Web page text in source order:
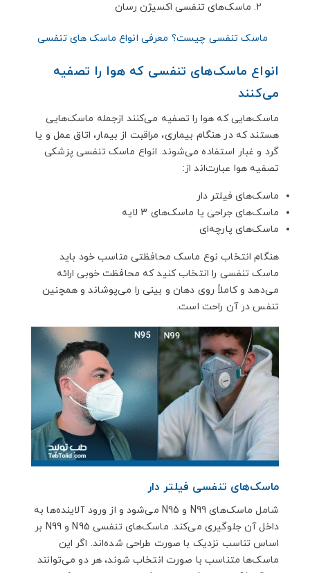
ماسک‌های تنفسی اکسیژن رسان
ماسک تنفسی چیست؟ معرفی انواع ماسک های تنفسی
انواع ماسک‌های تنفسی که هوا را تصفیه
می‌کنند
ماسک‌هایی که هوا را تصفیه می‌کنند ازجمله ماسک‌هایی
هستند که در هنگام بیماری، مراقبت از بیمار، اتاق عمل و یا
گرد و غبار استفاده می‌شوند. انواع ماسک تنفسی پزشکی
تصفیه هوا عبارت‌اند از:
ماسک‌های فیلتر دار
ماسک‌های جراحی یا ماسک‌های 3 لایه
ماسک‌های پارچه‌ای
هنگام انتخاب نوع ماسک محافظتی مناسب خود باید
ماسک تنفسی را انتخاب کنید که محافظت خوبی ارائه
می‌دهد و کاملاً روی دهان و بینی را می‌پوشاند و همچنین
تنفس در آن راحت است.
ماسک‌های تنفسی فیلتر دار
شامل ماسک‌های N99 و N95 می‌شود و از ورود آلاینده‌ها به
داخل آن جلوگیری می‌کند. ماسک‌های تنفسی N95 و N99 بر
اساس تناسب نزدیک با صورت طراحی‌ شده‌اند. اگر این
ماسک‌ها متناسب با صورت انتخاب شوند، هر دو می‌توانند